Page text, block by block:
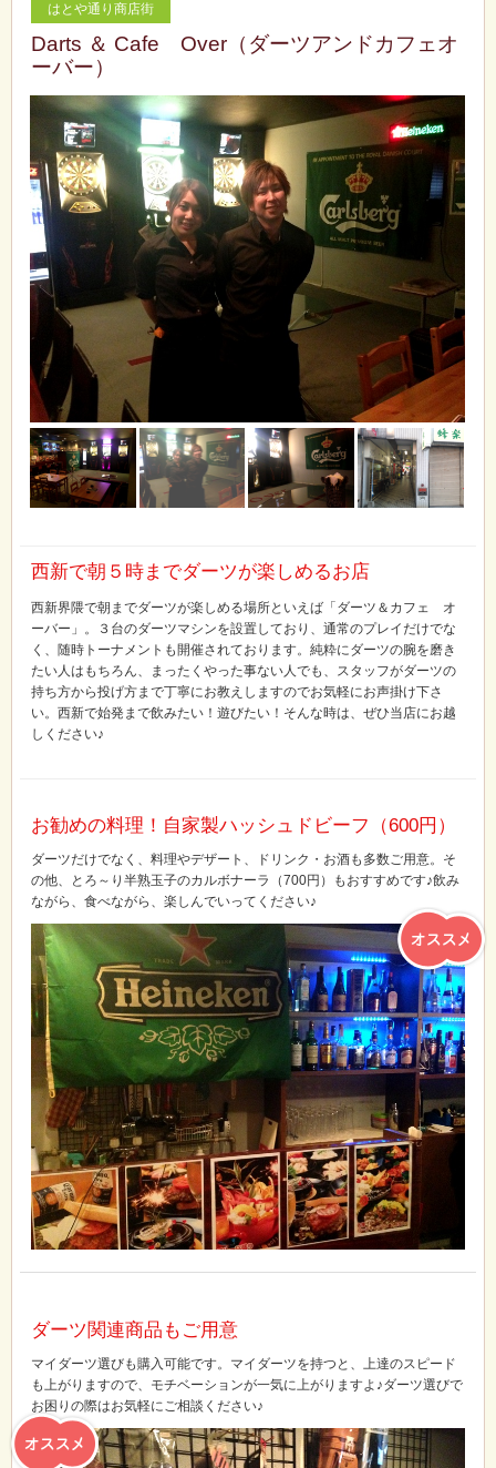
はとや通り商店街
Darts ＆ Cafe Over（ダーツアンドカフェオ
ーバー）
西新で朝５時までダーツが楽しめるお店
西新界隈で朝までダーツが楽しめる場所といえば「ダーツ＆カフェ オ
ーバー」。３台のダーツマシンを設置しており、通常のプレイだけでな
く、随時トーナメントも開催されております。純粋にダーツの腕を磨き
たい人はもちろん、まったくやった事ない人でも、スタッフがダーツの
持ち方から投げ方まで丁寧にお教えしますのでお気軽にお声掛け下さ
い。西新で始発まで飲みたい！遊びたい！そんな時は、ぜひ当店にお越
しください♪
お勧めの料理！自家製ハッシュドビーフ（600円）
ダーツだけでなく、料理やデザート、ドリンク・お酒も多数ご用意。そ
の他、とろ～り半熟玉子のカルボナーラ（700円）もおすすめです♪飲み
ながら、食べながら、楽しんでいってください♪
ダーツ関連商品もご用意
マイダーツ選びも購入可能です。マイダーツを持つと、上達のスピード
も上がりますので、モチベーションが一気に上がりますよ♪ダーツ選びで
お困りの際はお気軽にご相談ください♪